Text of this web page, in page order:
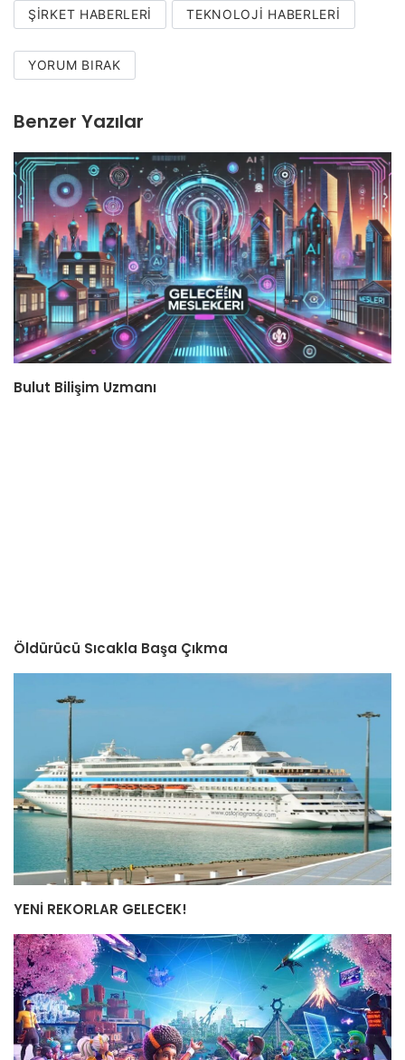
ŞIRKET HABERLERI TEKNOLOJI HABERLERI
YORUM BIRAK
Benzer Yazılar
Bulut Bilişim Uzmanı
Öldürücü Sıcakla Başa Çıkma
YENİ REKORLAR GELECEK!